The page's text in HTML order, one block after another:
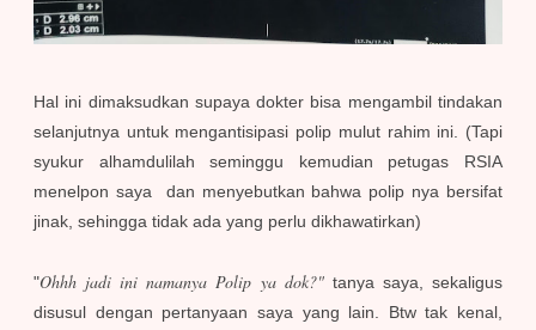
Hal ini dimaksudkan supaya dokter bisa mengambil tindakan
selanjutnya untuk mengantisipasi polip mulut rahim ini. (Tapi
syukur alhamdulilah seminggu kemudian petugas RSIA
menelpon saya dan menyebutkan bahwa polip nya bersifat
jinak, sehingga tidak ada yang perlu dikhawatirkan)
"Ohhh jadi ini namanya Polip ya dok?" tanya saya, sekaligus
disusul dengan pertanyaan saya yang lain. Btw tak kenal,